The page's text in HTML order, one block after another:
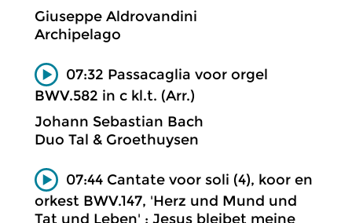
Giuseppe Aldrovandini
Archipelago
07:32 Passacaglia voor orgel
BWV.582 in c kl.t. (Arr.)
Johann Sebastian Bach
Duo Tal & Groethuysen
07:44 Cantate voor soli (4), koor en
orkest BWV.147, 'Herz und Mund und
Tat und Leben' ; Jesus bleibet meine